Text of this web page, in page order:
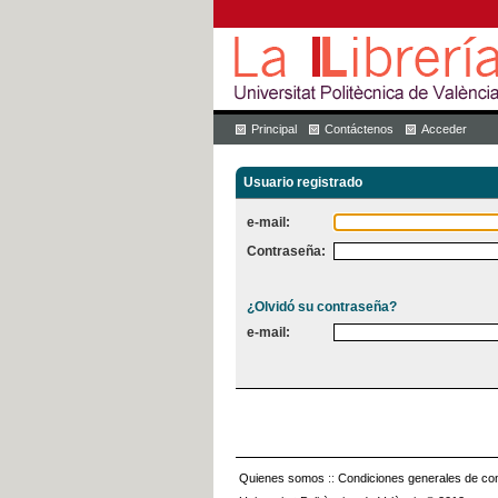
Principal Contáctenos Acceder
Usuario registrado
e-mail:
Contraseña:
¿Olvidó su contraseña?
e-mail:
Quienes somos :: Condiciones generales de